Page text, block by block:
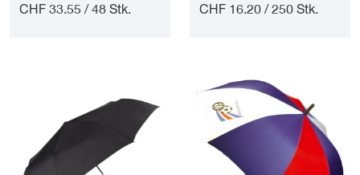
CHF 33.55 / 48 Stk.
CHF 16.20 / 250 Stk.